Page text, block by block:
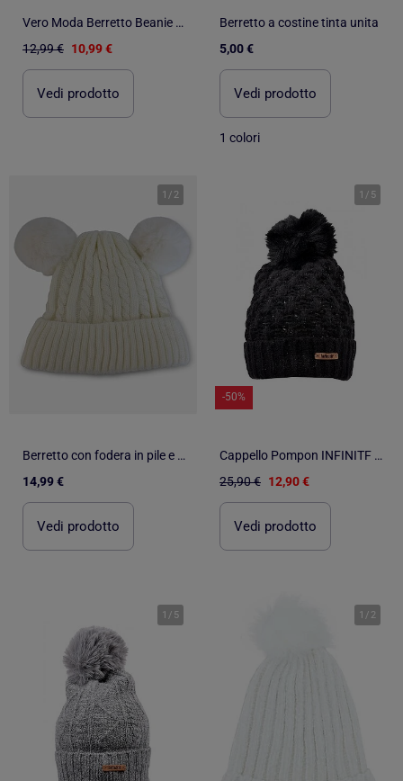
Vero Moda Berretto Beanie da Donna
12,99 € 10,99 €
Vedi prodotto
Berretto a costine tinta unita
5,00 €
Vedi prodotto
1 colori
1 / 2
Berretto con fodera in pile e pompon Kebello
14,99 €
Vedi prodotto
1 / 5
-50%
Cappello Pompon INFINITF Donna
25,90 € 12,90 €
Vedi prodotto
1 / 5 1 / 2